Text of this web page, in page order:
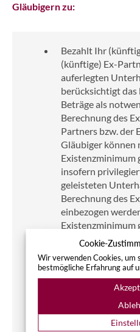
Gläubigern zu:
Bezahlt Ihr
(künftige) Ex-
auferlegten
berücksichtigt
Beträge als
Berechnung des
Partners bzw. der
Gläubiger können
Existenzminimum
insofern
geleisteten
Berechnung des
einbezogen
Existenzminimum
Gläubigern nicht
Bezahlt Ihr
(künftige) Ex-
auferlegten
seiner bzw. ihrer
(insbesondere des
Cookie-
Wir verwenden Cookies, um
bestmögliche Erfahrung auf